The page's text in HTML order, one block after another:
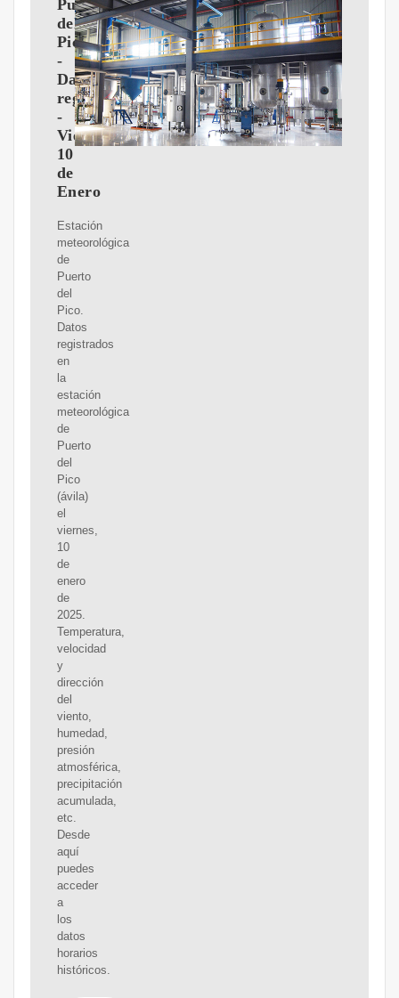
Puerto
del
Pico
-
Datos
registrados
-
Viernes,
10
de
Enero
Estación
meteorológica
de
Puerto
del
Pico.
Datos
registrados
en
la
estación
meteorológica
de
Puerto
del
Pico
(ávila)
el
viernes,
10
de
enero
de
2025.
Temperatura,
velocidad
y
dirección
del
viento,
humedad,
presión
atmosférica,
precipitación
acumulada,
etc.
Desde
aquí
puedes
acceder
a
los
datos
horarios
históricos.